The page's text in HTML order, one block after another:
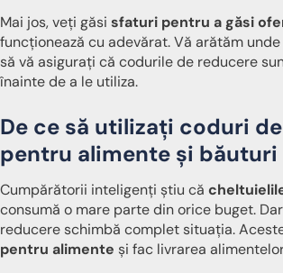
Mai jos, veți găsi sfaturi pentru a găsi
funcționează cu adevărat. Vă arătăm
să vă asigurați că codurile de reducere
înainte de a le utiliza.
De ce să utilizați coduri
pentru alimente și băuturi
Cumpărătorii inteligenți știu că
consumă o mare parte din orice buget.
reducere schimbă complet situația.
pentru alimente și fac livrarea